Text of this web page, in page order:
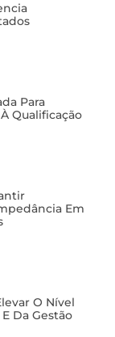
Para
Qualificação
Em
O Nível
Da Gestão